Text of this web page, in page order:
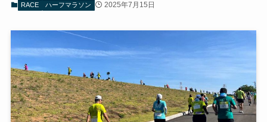
RACE ハーフマラソン 2025年7月15日